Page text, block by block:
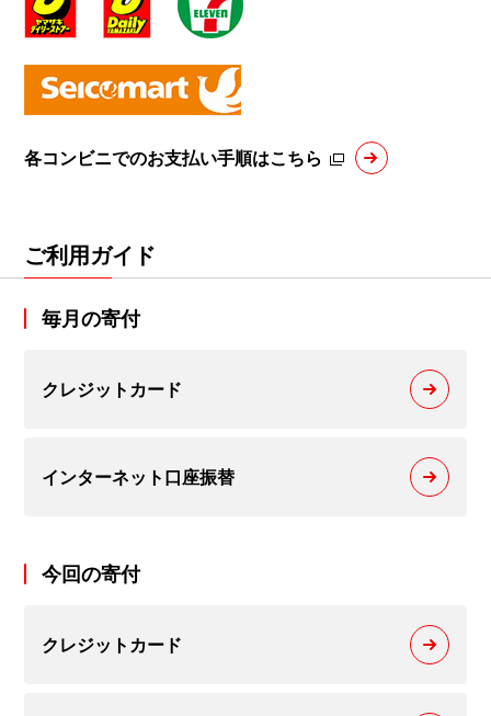
各コンビニでのお支払い手順はこちら
ご利用ガイド
毎月の寄付
クレジットカード
インターネット口座振替
今回の寄付
クレジットカード